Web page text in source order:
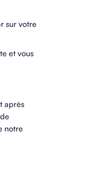
sur votre
et vous
après
notre